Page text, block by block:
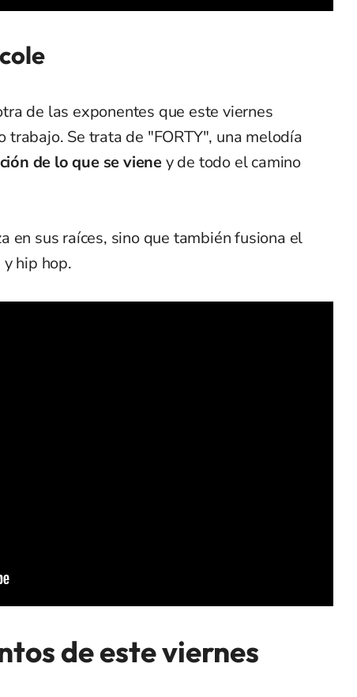
de las exponentes que este viernes
trabajo. Se trata de "FORTY", una melodía
de lo que se vieney de todo el camino
en sus raíces, sino que también fusiona el
hip hop.
de este viernes